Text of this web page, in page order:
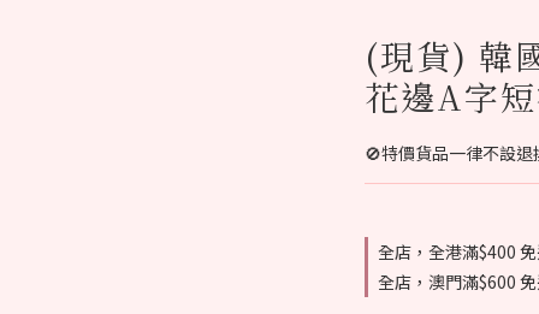
(現貨) 韓
花邊A字
🚫特價貨品一律不設
全店，全港滿$400
全店，澳門滿$600